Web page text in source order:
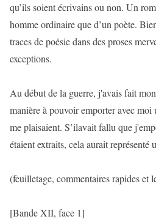
qu’ils soient écrivains ou non. Un
homme ordinaire que d’un poète.
traces de poésie dans des proses
exceptions.
Au début de la guerre, j'avais fait
manière à pouvoir emporter avec moi
me plaisaient. S’ilavait fallu que
étaient extraits, cela aurait représenté
(feuilletage, commentaires rapides et
[Bande XII, face 1]